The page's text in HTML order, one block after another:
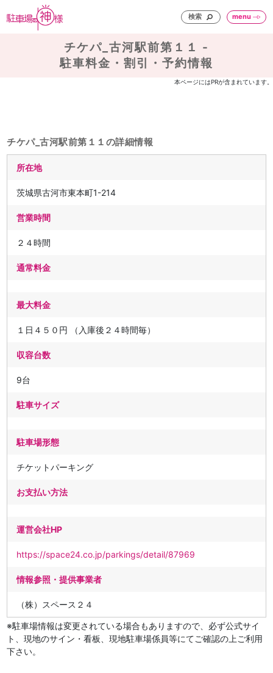
検索 menu
チケパ_古河駅前第１１ -
駐車料金・割引・予約情報
本ページにはPRが含まれています。
チケパ_古河駅前第１１の詳細情報
所在地
茨城県古河市東本町1-214
営業時間
２４時間
通常料金
最大料金
１日４５０円 （入庫後２４時間毎）
収容台数
9台
駐車サイズ
駐車場形態
チケットパーキング
お支払い方法
運営会社HP
https://space24.co.jp/parkings/detail/87969
情報参照・提供事業者
（株）スペース２４
※駐車場情報は変更されている場合もありますので、必ず公式サイ
ト、現地のサイン・看板、現地駐車場係員等にてご確認の上ご利用
下さい。